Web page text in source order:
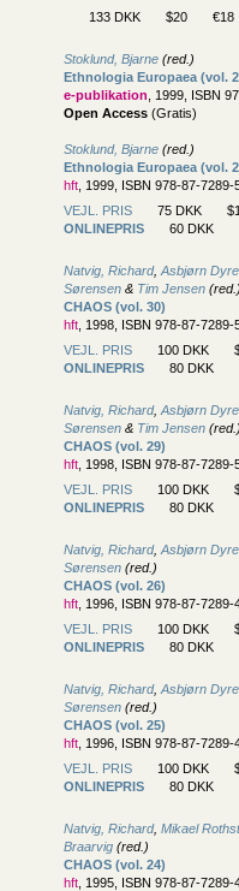
133 DKK
$20 €18
Stoklund, Bjarne (red.)
Ethnologia Europaea (vol.
e-publikation , 1999, ISBN
Open Access (Gratis)
Stoklund, Bjarne (red.)
Ethnologia Europaea (vol.
hft , 1999, ISBN 978-87-7289-
VEJL. PRIS
75 DKK
ONLINEPRIS
60 DKK
Natvig, Richard, Asbjørn
Sørensen & Tim Jensen (red.)
CHAOS (vol. 30)
hft , 1998, ISBN 978-87-7289-
VEJL. PRIS
100 DKK
ONLINEPRIS
80 DKK
Natvig, Richard, Asbjørn
Sørensen & Tim Jensen (red.)
CHAOS (vol. 29)
hft , 1998, ISBN 978-87-7289-
VEJL. PRIS
100 DKK
ONLINEPRIS
80 DKK
Natvig, Richard, Asbjørn
Sørensen (red.)
CHAOS (vol. 26)
hft , 1996, ISBN 978-87-7289-
VEJL. PRIS
100 DKK
ONLINEPRIS
80 DKK
Natvig, Richard, Asbjørn
Sørensen (red.)
CHAOS (vol. 25)
hft , 1996, ISBN 978-87-7289-
VEJL. PRIS
100 DKK
ONLINEPRIS
80 DKK
Natvig, Richard, Mikael
Braarvig (red.)
CHAOS (vol. 24)
hft , 1995, ISBN 978-87-7289-